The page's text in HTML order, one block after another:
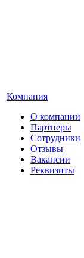
Компания
О компании
Партнеры
Сотрудники
Отзывы
Вакансии
Реквизиты